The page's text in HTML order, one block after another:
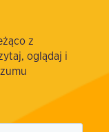
z
oglądaj i